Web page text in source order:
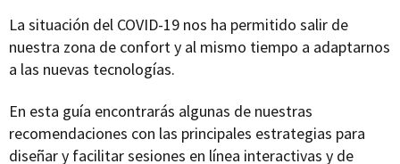
La situación del COVID-19 nos ha permitido salir de
nuestra zona de confort y al mismo tiempo a adaptarnos
a las nuevas tecnologías.
En esta guía encontrarás algunas de nuestras
recomendaciones con las principales estrategias para
diseñar y facilitar sesiones en línea interactivas y de